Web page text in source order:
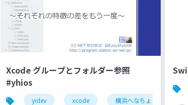
Xcode グループとフォルダー参照
#yhios
yidev xcode 横浜へなちょこ勉強会